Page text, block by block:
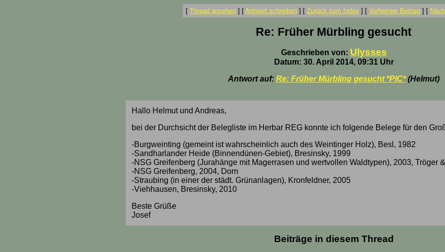
[ Thread ansehen] [ Antwort schreiben] [ Zurück zum Index ] [ Vorheriger Beitrag] [
Re: Früher Mürbling gesucht
Geschrieben von: Ulysses
Datum: 30. April 2014, 09:31 Uhr
Antwort auf: Re: Früher Mürbling gesucht *PIC*(Helmut)
Hallo Helmut und Andreas,
bei der Durchsicht der Belegliste im Herbar REG konnte ich folgende Belege für den
-Burgweinting (gemeint ist wahrscheinlich auch des Weintinger Holz), Besl, 1982
-Sandharlander Heide (Binnendünen-Gebiet), Bresinsky, 1999
-NSG Greifenberg (Jurahänge mit Magerrasen und wertvollen Waldtypen), 2003, Tröger
-NSG Greifenberg, 2004, Dorn
-Straubing (in einer der städt. Grünanlagen), Kronfeldner, 2005
-Viehhausen, Bresinsky, 2010
Beste Grüße
Josef
Beiträge in diesem Thread